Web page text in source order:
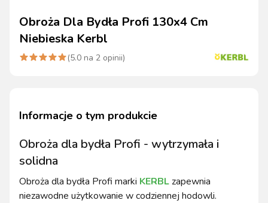
Obroża Dla Bydła Profi 130x4 Cm
Niebieska Kerbl
(5.0 na 2 opinii)
Informacje o tym produkcie
Obroża dla bydła Profi - wytrzymała i
solidna
Obroża dla bydła Profi marki KERBLzapewnia
niezawodne użytkowanie w codziennej hodowli.